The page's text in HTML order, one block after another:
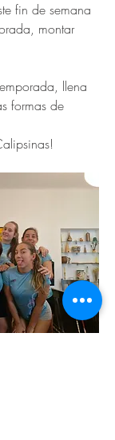
Next
fin de semana
montar
llena
formas de